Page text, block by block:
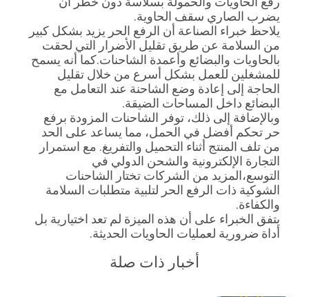
أخبار
اطلب
اقتباس
خريطة
الموقع
PRIVACY
POLICY
يضرب الصاري سقف الحاوية.
يلاحظ خبراء الصناعة أن الرفع الحر يزيد بشكل كبير
من السلامة عن طريق تقليل الأضرار التي لحقت
بالحاويات والبضائع وأعمدة الشاحنات.كما أنه يسمح
للمشغلين للعمل بشكل أسرع من خلال تقليل
الحاجة إلى إعادة وضع الشاحنة عند التعامل مع
البضائع داخل المساحات الضيقة.
وبالإضافة إلى ذلك، توفر الشاحنات المزودة برفع
حر تحكم أفضل في الحمل، مما يساعد على الحد
من تلف المنتج أثناء التحميل والتفريغ. مع استمرار
التجارة الإلكترونية والشحن الدولي في
التوسع،المزيد من الشركات تختار الشاحنات
الشوكية ذات الرفع الحر لتلبية متطلبات السلامة
والكفاءة.
يتفق الخبراء على أن هذه الميزة لم تعد اختيارية بل
أداة ضرورية لعمليات الحاويات الحديثة.
أخبار ذات صلة